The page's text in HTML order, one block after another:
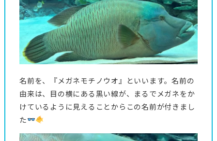
名前を、『メガネモチノウオ』といいます。名前の
由来は、目の横にある黒い線が、まるでメガネをか
けているように見えることからこの名前が付きまし
た